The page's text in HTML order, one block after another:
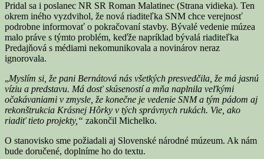
Pridal sa i poslanec NR SR Roman Malatinec (Strana vidieka). Ten
okrem iného vyzdvihol, že nová riaditeľka SNM chce verejnosť
podrobne informovať o pokračovaní stavby. Bývalé vedenie múzea
malo práve s týmto problém, keďže napríklad bývalá riaditeľka
Predajňová s médiami nekomunikovala a novinárov neraz
ignorovala.
„Myslím si, že pani Bernátová nás všetkých presvedčila, že má jasnú
víziu a predstavu. Má dosť skúseností a mňa naplnila veľkými
očakávaniami v zmysle, že konečne je vedenie SNM a tým pádom aj
rekonštrukcia Krásnej Hôrky v tých správnych rukách. Vie, ako
riadiť tieto projekty,“ zakončil Michelko.
O stanovisko sme požiadali aj Slovenské národné múzeum. Ak nám
bude doručené, doplníme ho do textu.